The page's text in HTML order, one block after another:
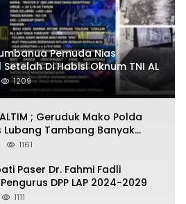
Pemuda Nias
Di Habisi Oknum TNI AL
1209
; Geruduk Mako Polda
Lubang Tambang Banyak
1161
Paser Dr. Fahmi Fadli
DPP LAP 2024-2029
1111